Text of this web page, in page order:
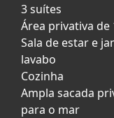
3 suítes
Área privativa de
Sala de estar e
lavabo
Cozinha
Ampla sacada
para o mar